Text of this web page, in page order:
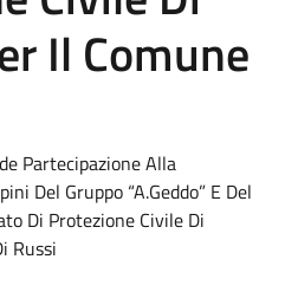
Il Comune
Partecipazione Alla
Del Gruppo “A.Geddo” E Del
Di Protezione Civile Di
Russi